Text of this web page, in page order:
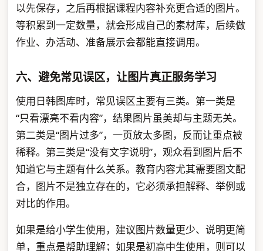
以先保存，之后再根据课程内容补充更合适的图片。
等积累到一定数量，就会形成自己的素材库，后续做
作业、办活动、准备展示会都能直接调用。
六、避免常见误区，让图片真正服务学习
使用日韩图库时，常见误区主要有三类。第一类是
“只看漂亮不看内容”，结果图片虽美却与主题无关。
第二类是“图片过多”，一页放太多图，反而让重点被
稀释。第三类是“没有文字说明”，观众看到图片后不
知道它与主题有什么关系。教育内容尤其需要图文配
合，图片不是独立存在的，它必须承担解释、举例或
对比的作用。
如果是给小学生使用，建议图片数量更少、说明更简
单，重点是帮助理解；如果是初高中生使用，则可以